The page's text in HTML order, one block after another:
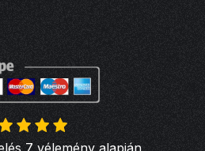
7 vélemény alapján